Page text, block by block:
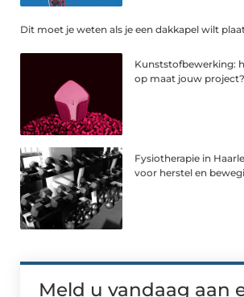
Dit moet je weten als je een dakkapel wilt
Kunststofbewerking:
op maat jouw project?
Fysiotherapie in
voor herstel en
Meld u vandaag aan